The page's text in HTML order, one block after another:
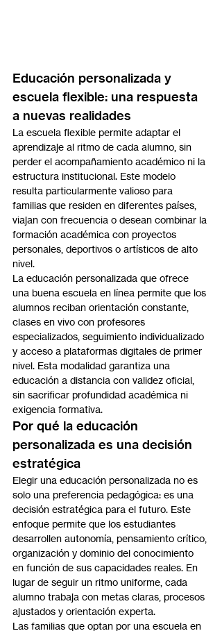
Educación personalizada y
escuela flexible: una respuesta
a nuevas realidades
La escuela flexible permite adaptar el
aprendizaje al ritmo de cada alumno, sin
perder el acompañamiento académico ni la
estructura institucional. Este modelo
resulta particularmente valioso para
familias que residen en diferentes países,
viajan con frecuencia o desean combinar la
formación académica con proyectos
personales, deportivos o artísticos de alto
nivel.
La educación personalizada que ofrece
una buena escuela en línea permite que los
alumnos reciban orientación constante,
clases en vivo con profesores
especializados, seguimiento individualizado
y acceso a plataformas digitales de primer
nivel. Esta modalidad garantiza una
educación a distancia con validez oficial,
sin sacrificar profundidad académica ni
exigencia formativa.
Por qué la educación
personalizada es una decisión
estratégica
Elegir una educación personalizada no es
solo una preferencia pedagógica: es una
decisión estratégica para el futuro. Este
enfoque permite que los estudiantes
desarrollen autonomía, pensamiento crítico,
organización y dominio del conocimiento
en función de sus capacidades reales. En
lugar de seguir un ritmo uniforme, cada
alumno trabaja con metas claras, procesos
ajustados y orientación experta.
Las familias que optan por una escuela en